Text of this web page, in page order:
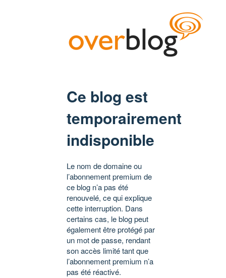
Ce blog est
temporairement
indisponible
Le nom de domaine ou
l’abonnement premium de
ce blog n’a pas été
renouvelé, ce qui explique
cette interruption. Dans
certains cas, le blog peut
également être protégé par
un mot de passe, rendant
son accès limité tant que
l’abonnement premium n’a
pas été réactivé.